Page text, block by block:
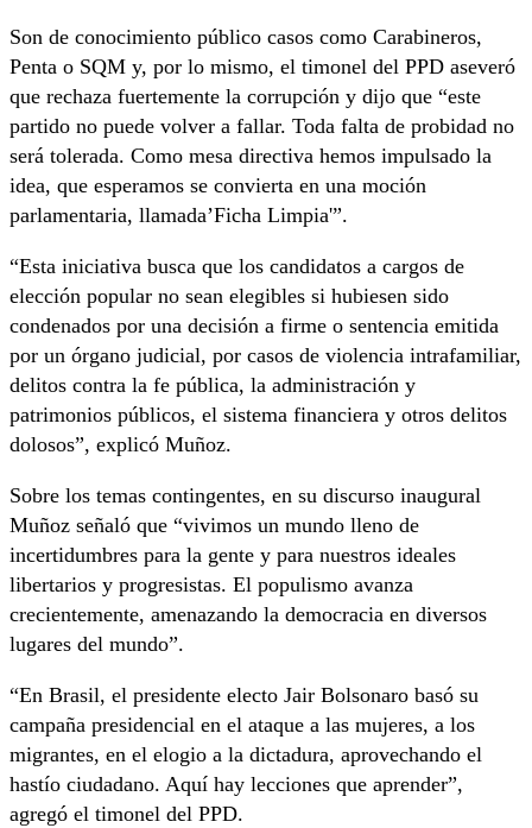
Son de conocimiento público casos como Carabineros,
Penta o SQM y, por lo mismo, el timonel del PPD aseveró
que rechaza fuertemente la corrupción y dijo que “este
partido no puede volver a fallar. Toda falta de probidad no
será tolerada. Como mesa directiva hemos impulsado la
idea, que esperamos se convierta en una moción
parlamentaria, llamada’Ficha Limpia'”.
“Esta iniciativa busca que los candidatos a cargos de
elección popular no sean elegibles si hubiesen sido
condenados por una decisión a firme o sentencia emitida
por un órgano judicial, por casos de violencia intrafamiliar,
delitos contra la fe pública, la administración y
patrimonios públicos, el sistema financiera y otros delitos
dolosos”, explicó Muñoz.
Sobre los temas contingentes, en su discurso inaugural
Muñoz señaló que “vivimos un mundo lleno de
incertidumbres para la gente y para nuestros ideales
libertarios y progresistas. El populismo avanza
crecientemente, amenazando la democracia en diversos
lugares del mundo”.
“En Brasil, el presidente electo Jair Bolsonaro basó su
campaña presidencial en el ataque a las mujeres, a los
migrantes, en el elogio a la dictadura, aprovechando el
hastío ciudadano. Aquí hay lecciones que aprender”,
agregó el timonel del PPD.